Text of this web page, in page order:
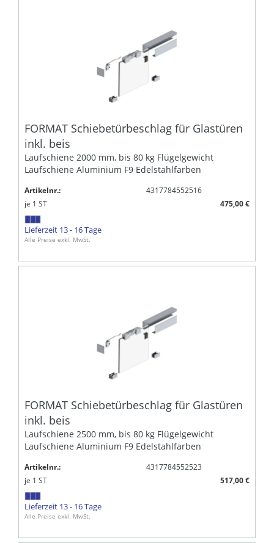
FORMAT Schiebetürbeschlag für Glastüren
inkl. beis
Laufschiene 2000 mm, bis 80 kg Flügelgewicht
Laufschiene Aluminium F9 Edelstahlfarben
Artikelnr.:
4317784552516
je 1 ST 475,00 €
Lieferzeit 13 - 16 Tage
Alle Preise exkl. MwSt.
FORMAT Schiebetürbeschlag für Glastüren
inkl. beis
Laufschiene 2500 mm, bis 80 kg Flügelgewicht
Laufschiene Aluminium F9 Edelstahlfarben
Artikelnr.:
4317784552523
je 1 ST 517,00 €
Lieferzeit 13 - 16 Tage
Alle Preise exkl. MwSt.